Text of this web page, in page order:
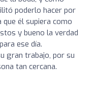
poderlo hacer por
él supiera como
y bueno la verdad
ese día.
gran trabajo, por su
tan cercana.